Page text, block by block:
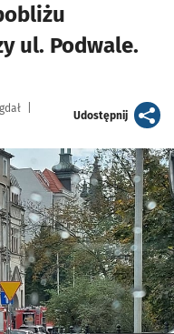
ul. Podwale.
Udostępnijartykuł